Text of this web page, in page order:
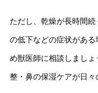
ただし、乾燥が長時間
の低下などの症状があ
め獣医師に相談しまし
整・鼻の保湿ケアが日々